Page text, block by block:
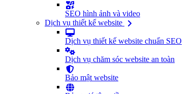
SEO hình ảnh và video
Dịch vụ thiết kế website
Dịch vụ thiết kế website chuẩn SEO
Dịch vụ chăm sóc website an toàn
Bảo mật website